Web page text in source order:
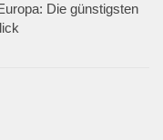
Die günstigsten